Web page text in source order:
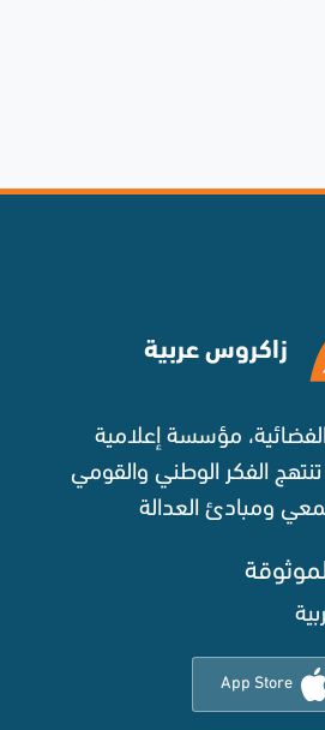
زاكروس عربية
مؤسسة إعلامية
الفكر الوطني والقومي
ومبادئ العدالة
App Store